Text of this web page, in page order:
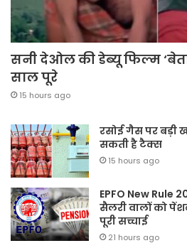
सनी देओल की डेब्यू फिल्म
साल पूरे
15 hours ago
रसोई गैस पर बड़ी
सकती है टैक्स
15 hours ago
EPFO New Rule
सैलरी वालों को
पूरी सच्चाई
21 hours ago